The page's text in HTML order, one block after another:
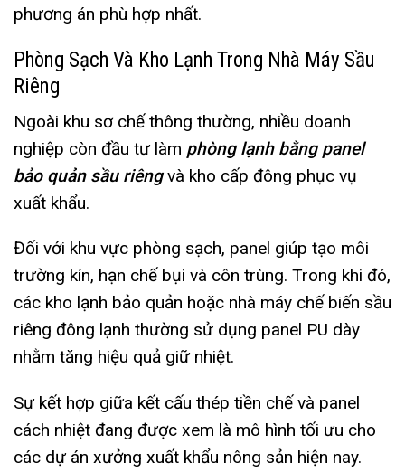
phương án phù hợp nhất.
Phòng Sạch Và Kho Lạnh Trong Nhà Máy Sầu
Riêng
Ngoài khu sơ chế thông thường, nhiều doanh
nghiệp còn đầu tư làm phòng lạnh bằng panel
bảo quản sầu riêngvà kho cấp đông phục vụ
xuất khẩu.
Đối với khu vực phòng sạch, panel giúp tạo môi
trường kín, hạn chế bụi và côn trùng. Trong khi đó,
các kho lạnh bảo quản hoặc nhà máy chế biến sầu
riêng đông lạnh thường sử dụng panel PU dày
nhằm tăng hiệu quả giữ nhiệt.
Sự kết hợp giữa kết cấu thép tiền chế và panel
cách nhiệt đang được xem là mô hình tối ưu cho
các dự án xưởng xuất khẩu nông sản hiện nay.